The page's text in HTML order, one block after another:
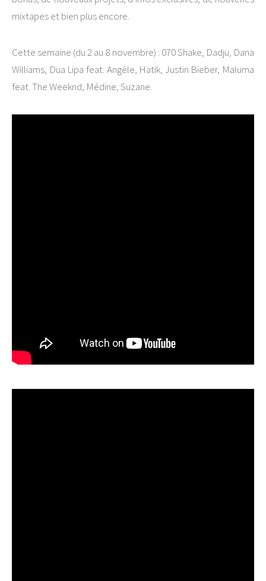
mixtapes et bien plus encore.
Cette semaine (du 2 au 8 novembre) : 070 Shake, Dadju, Dana
Williams, Dua Lipa feat. Angèle, Hatik, Justin Bieber, Maluma
feat. The Weeknd, Médine, Suzane.